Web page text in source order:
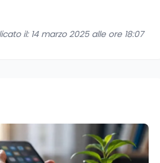
il: 14 marzo 2025 alle ore 18:07